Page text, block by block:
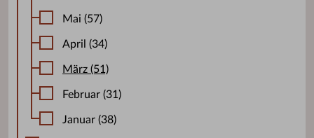
Mai (57)
April (34)
März (51)
Februar (31)
Januar (38)